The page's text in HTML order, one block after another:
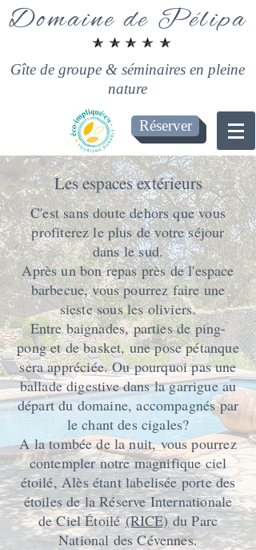
Domaine de Pélipa
Gîte de groupe & séminaires en pleine
nature
Réserver
Les espaces extérieurs
C'est sans doute dehors que vous
profiterez le plus de votre séjour
dans le sud.
Après un bon repas près de l'espace
barbecue, vous pourrez faire une
sieste sous les oliviers.
Entre baignades, parties de ping-
pong et de basket, une pose pétanque
sera appréciée. Ou pourquoi pas une
ballade digestive dans la garrigue au
départ du domaine, accompagnés par
le chant des cigales?
A la tombée de la nuit, vous pourrez
contempler notre magnifique ciel
étoilé, Alès étant labelisée porte des
étoiles de laRéserve Internationale
de CielÉtoilé (RICE)du Parc
National des Cévennes.